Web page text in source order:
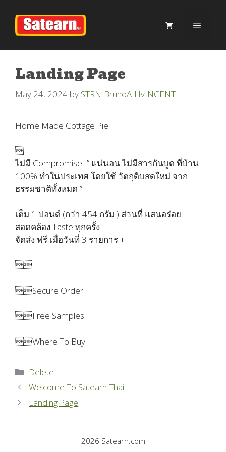
content
Menu
Landing Page
May 24, 2024 by STRN-BrunoA-HvINCENT
Home Made Cottage Pie

ไม่มี Compromise- ” แน่นอน ไม่มีสารกันบูด ที่บ้าน
100% ทำในประเทศ โดยใช้ วัตถุดิบสดใหม่ จาก
ธรรมชาติทั้งหมด ”
เต็ม 1 ปอนด์ (กว่า 454 กรัม ) ส่วนที่ แสนอร่อย
สอดคล้อง Taste ทุกครั้ง
จัดส่ง ฟรี เมื่อวันที่ 3 รายการ +

Secure Order
Free Samples
Where To Buy
Categories
Delete
Welcome To Satearn Thai
Landing Page
2026 Satearn.com